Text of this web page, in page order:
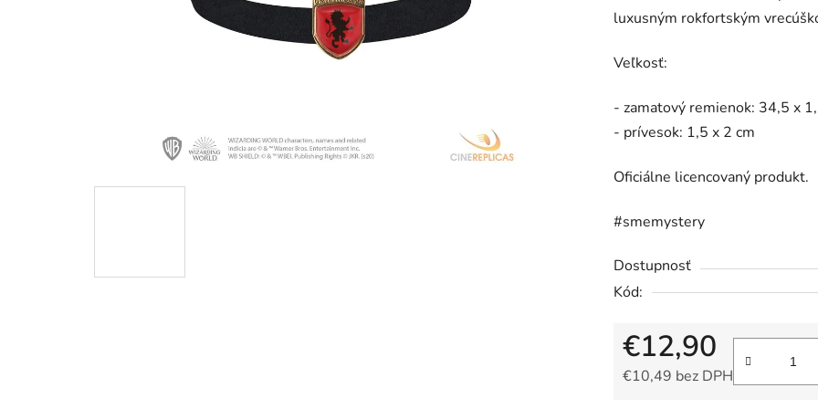
hviezdičiek.
luxusným rokfortským
Veľkosť:
- zamatový remienok: 34,5 x
- prívesok: 1,5 x 2 cm
Oficiálne licencovaný produkt.
#smemystery
Dostupnosť
Kód:
€12,90
€10,49 bez DPH